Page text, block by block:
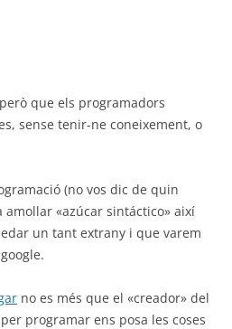
que els programadors
sense tenir-ne coneixement, o
(no vos dic de quin
amollar «azúcar sintáctico» així
un tant extrany i que varem
no es més que el «creador» del
programar ens posa les coses